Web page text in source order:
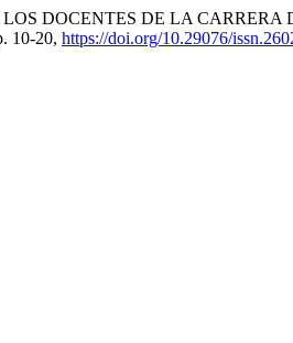
LOS DOCENTES DE LA
10-20, https://doi.org/10.29076/